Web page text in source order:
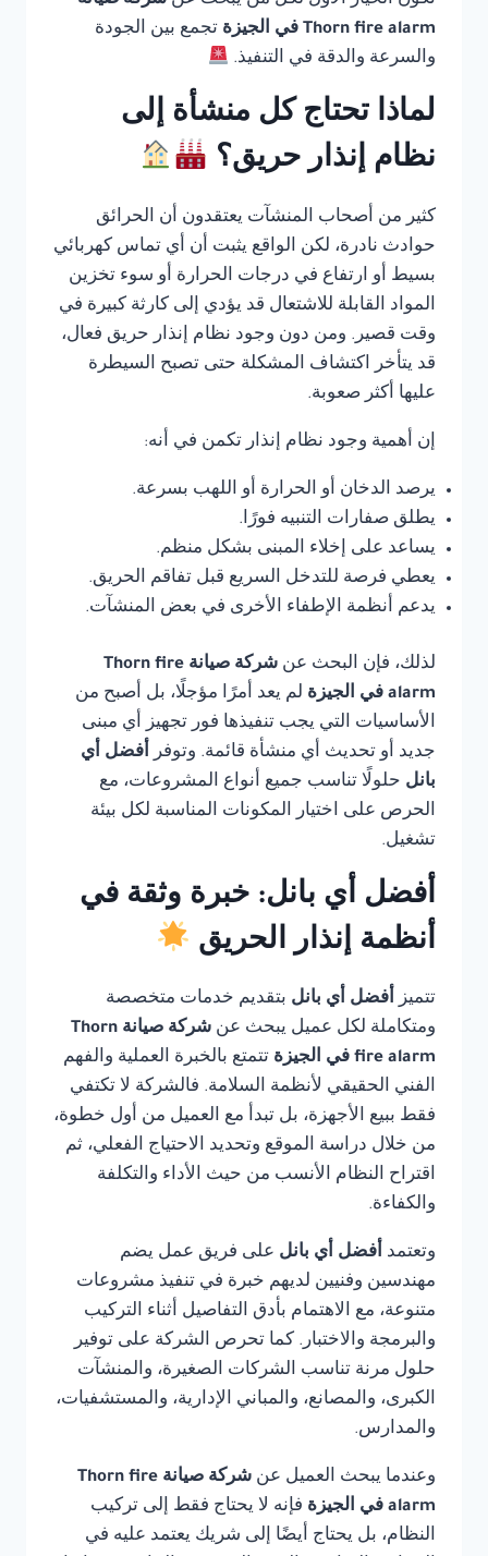
Thorn fire alarm في الجيزة
تجمع بين الجودة
والسرعة والدقة في التنفيذ.
لماذا تحتاج كل منشأة إلى
نظام إنذار حريق؟
كثير من أصحاب المنشآت يعتقدون أن الحرائق
حوادث نادرة، لكن الواقع يثبت أن أي تماس كهربائي
بسيط أو ارتفاع في درجات الحرارة أو سوء تخزين
المواد القابلة للاشتعال قد يؤدي إلى كارثة كبيرة في
وقت قصير. ومن دون وجود نظام إنذار حريق فعال،
قد يتأخر اكتشاف المشكلة حتى تصبح السيطرة
عليها أكثر صعوبة.
إن أهمية وجود نظام إنذار تكمن في أنه:
يرصد الدخان أو الحرارة أو اللهب بسرعة.
يطلق صفارات التنبيه فورًا.
يساعد على إخلاء المبنى بشكل منظم.
يعطي فرصة للتدخل السريع قبل تفاقم الحريق.
يدعم أنظمة الإطفاء الأخرى في بعض المنشآت.
لذلك، فإن البحث عن
شركة صيانة Thorn fire
alarm في الجيزة
لم يعد أمرًا مؤجلًا، بل أصبح من
الأساسيات التي يجب تنفيذها فور تجهيز أي مبنى
جديد أو تحديث أي منشأة قائمة. وتوفر أفضل أي
بانل حلولًا تناسب جميع أنواع المشروعات، مع
الحرص على اختيار المكونات المناسبة لكل بيئة
تشغيل.
أفضل أي بانل: خبرة وثقة في
أنظمة إنذار الحريق
تتميز أفضل أي بانل بتقديم خدمات متخصصة
ومتكاملة لكل عميل يبحث عن
شركة صيانة Thorn
fire alarm في الجيزة
تتمتع بالخبرة العملية والفهم
الفني الحقيقي لأنظمة السلامة. فالشركة لا تكتفي
فقط ببيع الأجهزة، بل تبدأ مع العميل من أول خطوة،
من خلال دراسة الموقع وتحديد الاحتياج الفعلي، ثم
اقتراح النظام الأنسب من حيث الأداء والتكلفة
والكفاءة.
وتعتمد أفضل أي بانل على فريق عمل يضم
مهندسين وفنيين لديهم خبرة في تنفيذ مشروعات
متنوعة، مع الاهتمام بأدق التفاصيل أثناء التركيب
والبرمجة والاختبار. كما تحرص الشركة على توفير
حلول مرنة تناسب الشركات الصغيرة، والمنشآت
الكبرى، والمصانع، والمباني الإدارية، والمستشفيات،
والمدارس.
وعندما يبحث العميل عن
شركة صيانة Thorn fire
alarm في الجيزة
فإنه لا يحتاج فقط إلى تركيب
النظام، بل يحتاج أيضًا إلى شريك يعتمد عليه في